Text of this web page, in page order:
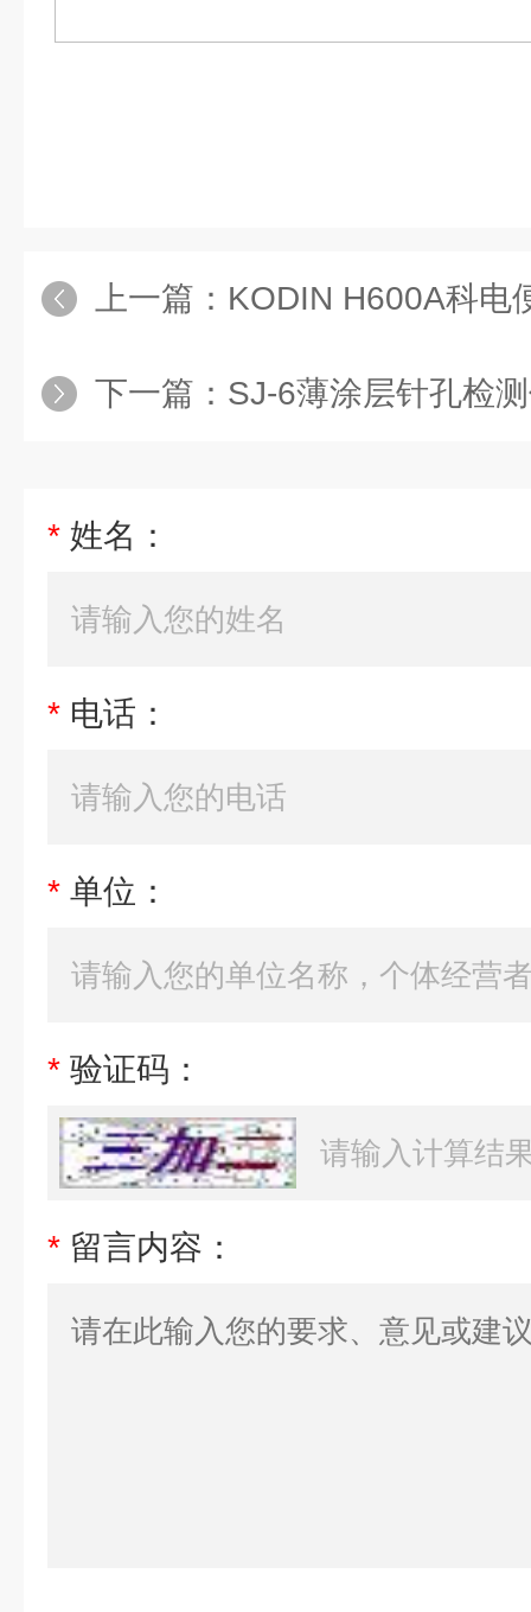
上一篇： KODIN H600A科电便
下一篇： SJ-6薄涂层针孔检
* 姓名：
* 电话：
* 单位：
* 验证码：
* 留言内容：